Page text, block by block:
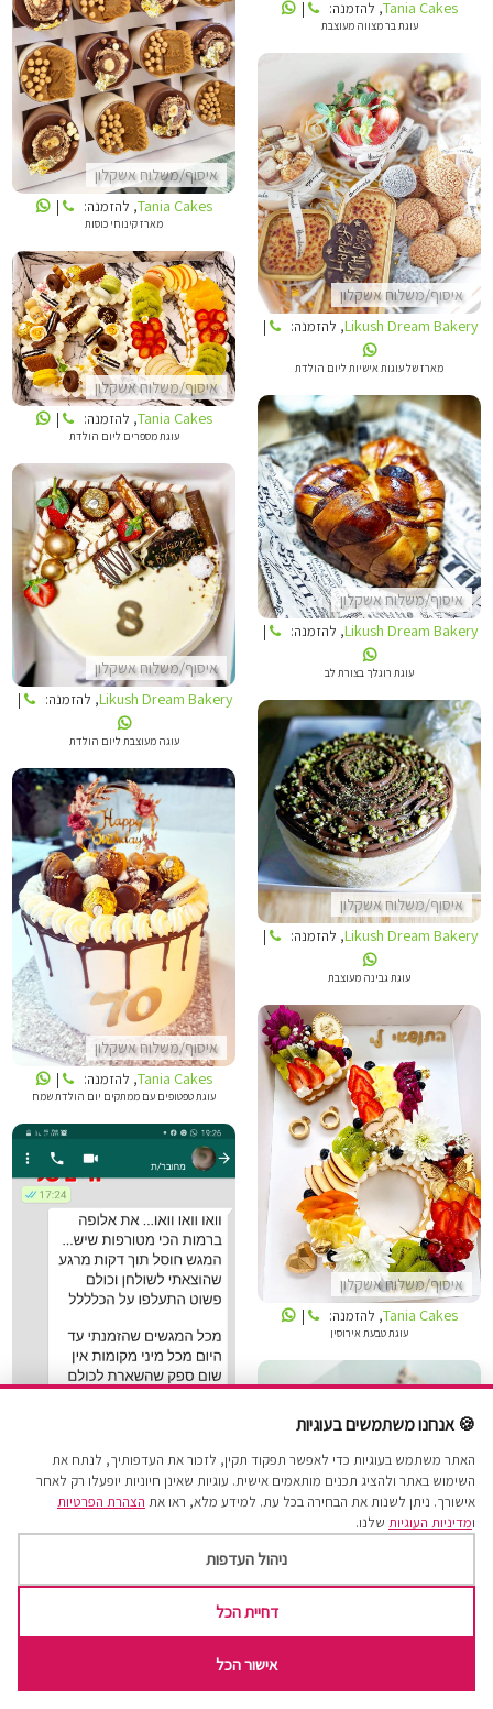
Tania Cakes, להזמנה: |
עוגת בר מצווה מעוצבת
איסוף/משלוח אשקלון
Tania Cakes, להזמנה: |
מארז קינוחי כוסות
איסוף/משלוח אשקלון
LIKUSH DREAM BAKERY
Likush Dream Bakery, להזמנה: |
מארז של עוגות אישיות ליום הולדת
איסוף/משלוח אשקלון
TANIA CAKES
Tania Cakes, להזמנה: |
עוגת מספרים ליום הולדת
איסוף/משלוח אשקלון
LIKUSH DREAM BAKERY
Likush Dream Bakery, להזמנה: |
עוגת רוגלך בצורת לב איסוף/משלוח אשקלון
LIKUSH DREAM BAKERY
Likush Dream Bakery, להזמנה: |
עוגה מעוצבת ליום הולדת
איסוף/משלוח אשקלון
LIKUSH DREAM BAKERY
Likush Dream Bakery, להזמנה: |
עוגת גבינה מעוצבת
איסוף/משלוח אשקלון
TANIA CAKES
Tania Cakes, להזמנה: |
עוגת טפטופים עם ממתקים יום הולדת שמח
איסוף/משלוח אשקלון
TANIA CAKES
Tania Cakes, להזמנה: |
עוגת טבעת אירוסין
איסוף/משלוח אשקלון
TANIA CAKES
Tania Cakes, להזמנה: |
LIKUSH DREAM BAKERY
🍪 אנחנו משתמשים בעוגיות
האתר משתמש בעוגיות כדי לאפשר תפקוד תקין, לזכור את העדפותיך, לנתח את
השימוש באתר ולהציג תכנים מותאמים אישית. עוגיות שאינן חיוניות יופעלו רק לאחר
אישורך. ניתן לשנות את הבחירה בכל עת. למידע מלא, ראו את הצהרת הפרטיות
ומדיניות העוגיות שלנו.
ניהול העדפות
דחיית הכל
אישור הכל